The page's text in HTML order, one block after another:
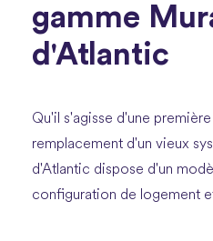
gamme
d'Atlantic
Qu'il s'agisse d'une
remplacement d'un vieux
d'Atlantic dispose d'un
configuration de logement